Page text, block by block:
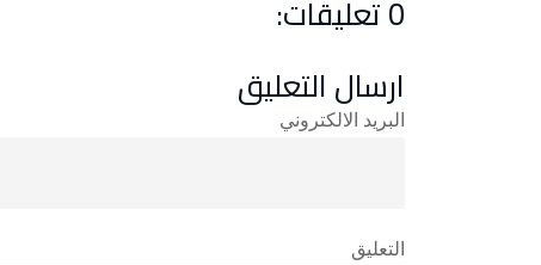
0 تعليقات:
ارسال التعليق
البريد الالكتروني
التعليق